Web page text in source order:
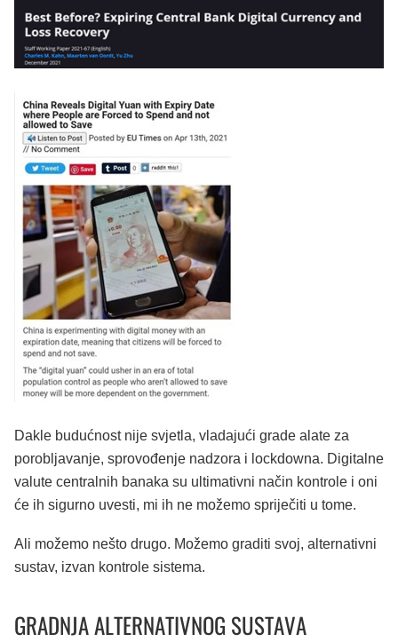
Dakle budućnost nije svjetla, vladajući grade alate za
porobljavanje, sprovođenje nadzora i lockdowna. Digitalne
valute centralnih banaka su ultimativni način kontrole i oni
će ih sigurno uvesti, mi ih ne možemo spriječiti u tome.
Ali možemo nešto drugo. Možemo graditi svoj, alternativni
sustav, izvan kontrole sistema.
GRADNJA ALTERNATIVNOG SUSTAVA